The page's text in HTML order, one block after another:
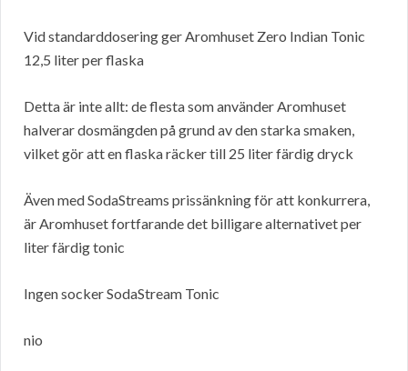
Vid standarddosering ger Aromhuset Zero Indian Tonic
12,5 liter per flaska
Detta är inte allt: de flesta som använder Aromhuset
halverar dosmängden på grund av den starka smaken,
vilket gör att en flaska räcker till 25 liter färdig dryck
Även med SodaStreams prissänkning för att konkurrera,
är Aromhuset fortfarande det billigare alternativet per
liter färdig tonic
Ingen socker SodaStream Tonic
nio